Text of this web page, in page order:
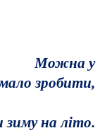
у
зробити,
на літо.